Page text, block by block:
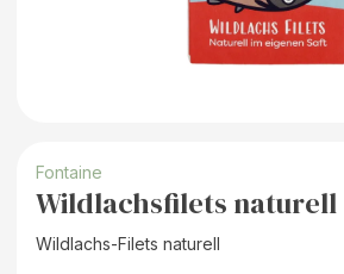
Fontaine
Wildlachsfilets naturell
Wildlachs-Filets naturell